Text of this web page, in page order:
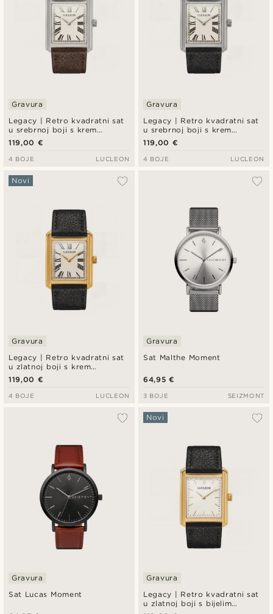
Legacy | Retro kvadratni sat
u srebrnoj boji s krem
brojčanikom s rimskim
brojevima i tamnosmeđim
kožnim remenom
Gravura
119,00 €
4 BOJE LUCLEON
Legacy | Retro kvadratni sat
u srebrnoj boji s krem
brojčanikom s rimskim
brojevima i crnim kožnim
remenom
Gravura
119,00 €
4 BOJE LUCLEON
Legacy | Retro kvadratni sat
u zlatnoj boji s krem
brojčanikom s rimskim
brojevima i crnim kožnim
remenom
Novi
Gravura
119,00 €
4 BOJE LUCLEON
Sat Malthe Moment
Gravura
64,95 €
3 BOJE SEIZMONT
Sat Lucas Moment
Gravura
Legacy | Retro kvadratni sat
u zlatnoj boji s bijelim
Novi
Gravura